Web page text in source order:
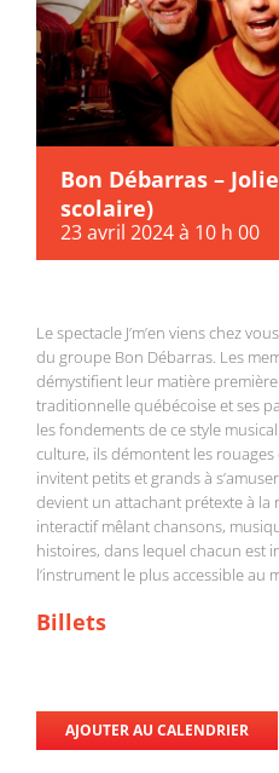
Bon Débarras –
scolaire)
23 avril 2024 à 10 h 00
Le spectacle J’m’en viens chez
du groupe Bon Débarras. Les
démystifient leur matière
traditionnelle québécoise et ses
les fondements de ce style
culture, ils démontent les
invitent petits et grands à
devient un attachant prétexte à la
interactif mêlant chansons,
histoires, dans lequel chacun est
l’instrument le plus accessible au
Billets
AJOUTER AU CALENDRIER